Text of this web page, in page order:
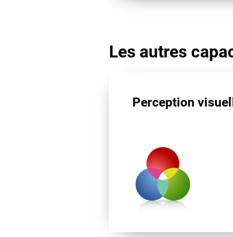
Les autres
Perception